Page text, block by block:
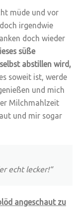
müde und vor
irgendwie
doch wieder
süße
abstillen wird,
soweit ist, werde
und mich
Milchmahlzeit
und mir sogar
echt lecker!“
angeschaut zu